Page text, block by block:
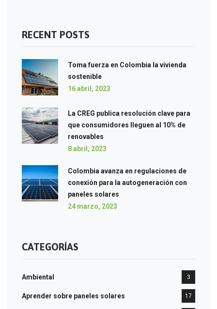
RECENT POSTS
Toma fuerza en Colombia la vivienda
sostenible
16 abril, 2023
La CREG publica resolución clave para
que consumidores lleguen al 10% de
renovables
8 abril, 2023
Colombia avanza en regulaciones de
conexión para la autogeneración con
paneles solares
24 marzo, 2023
CATEGORÍAS
Ambiental 3
Aprender sobre paneles solares 17